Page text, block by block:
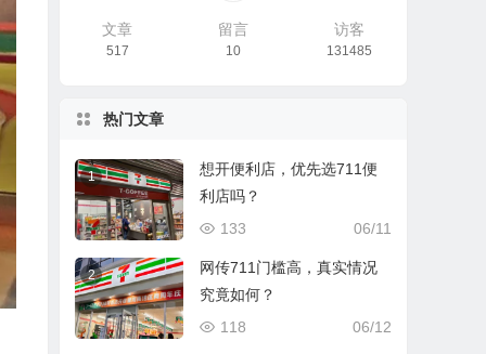
文章
517
留言
10
访客
131485
热门文章
1
想开便利店，优先选711便
利店吗？
06/11
133
2
网传711门槛高，真实情况
究竟如何？
06/12
118